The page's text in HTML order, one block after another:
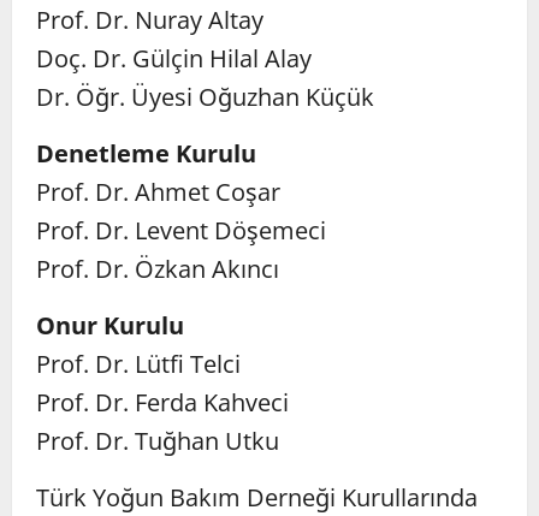
Prof. Dr. Nuray Altay
Doç. Dr. Gülçin Hilal Alay
Dr. Öğr. Üyesi Oğuzhan Küçük
Denetleme Kurulu
Prof. Dr. Ahmet Coşar
Prof. Dr. Levent Döşemeci
Prof. Dr. Özkan Akıncı
Onur Kurulu
Prof. Dr. Lütfi Telci
Prof. Dr. Ferda Kahveci
Prof. Dr. Tuğhan Utku
Türk Yoğun Bakım Derneği Kurullarında